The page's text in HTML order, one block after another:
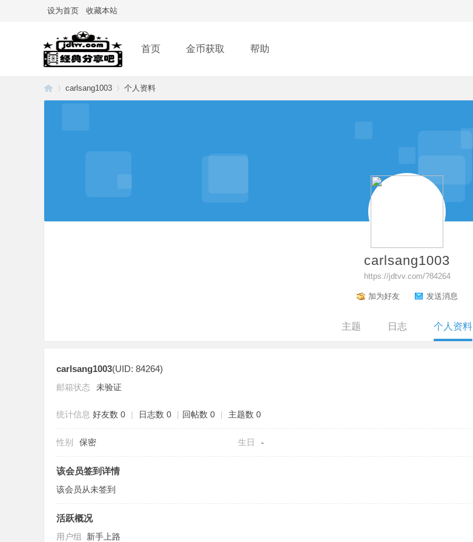
设为首页 收藏本站
首页 金币获取 帮助
carlsang1003 个人资料
carlsang1003
https://jdtvv.com/?84264
加为好友 发送消息
主题 日志 个人资料
carlsang1003(UID: 84264)
邮箱状态 未验证
统计信息 好友数 0 | 日志数 0 | 回帖数 0 | 主题数 0
性别 保密 生日 -
该会员签到详情
该会员从未签到
活跃概况
用户组 新手上路